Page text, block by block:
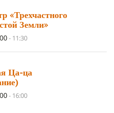
СТРОФ(4)
СХЕМЫ ЛАМРИМА(3)
(3)
«Трехчастного
Земли»
- 11:30
Ца-ца
- 16:00